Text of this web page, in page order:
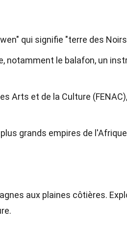
qui signifie "terre des
notamment le balafon, un
Arts et de la Culture
plus grands empires de
aux plaines côtières.